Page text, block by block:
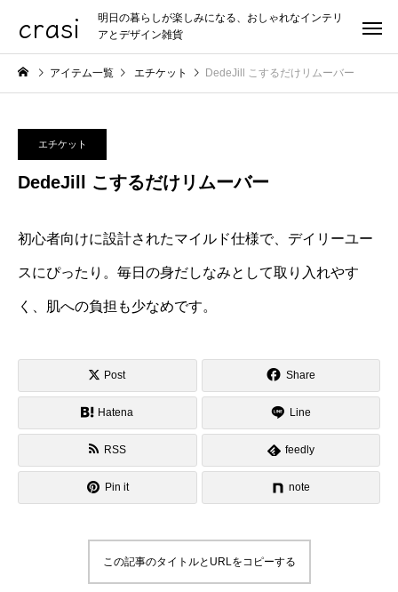
crasi
明日の暮らしが楽しみになる、おしゃれなインテリ
アとデザイン雑貨
アイテム一覧 エチケット DedeJill こするだけリムーバー
エチケット
DedeJill こするだけリムーバー
初心者向けに設計されたマイルド仕様で、デイリーユー
スにぴったり。毎日の身だしなみとして取り入れやす
く、肌への負担も少なめです。
Post Share
Hatena Line
RSS feedly
Pin it note
この記事のタイトルとURLをコピーする